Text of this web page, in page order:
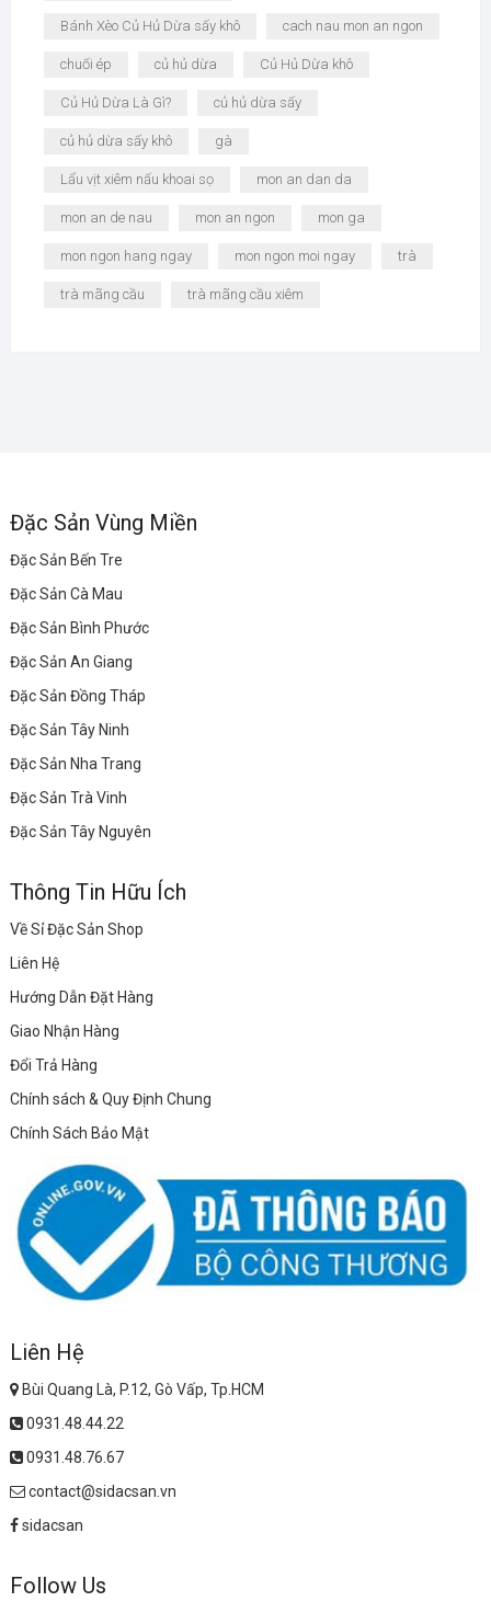
Bánh Xèo Củ Hủ Dừa sấy khô cach nau mon an ngon
chuối ép củ hủ dừa Củ Hủ Dừa khô
Củ Hủ Dừa Là Gì? củ hủ dừa sấy
củ hủ dừa sấy khô gà
Lẩu vịt xiêm nấu khoai sọ mon an dan da
mon an de nau mon an ngon mon ga
mon ngon hang ngay mon ngon moi ngay trà
trà mãng cầu trà mãng cầu xiêm
Đặc Sản Vùng Miền
Đặc Sản Bến Tre
Đặc Sản Cà Mau
Đặc Sản Bình Phước
Đặc Sản An Giang
Đặc Sản Đồng Tháp
Đặc Sản Tây Ninh
Đặc Sản Nha Trang
Đặc Sản Trà Vinh
Đặc Sản Tây Nguyên
Thông Tin Hữu Ích
Về Sỉ Đặc Sản Shop
Liên Hệ
Hướng Dẫn Đặt Hàng
Giao Nhận Hàng
Đổi Trả Hàng
Chính sách & Quy Định Chung
Chính Sách Bảo Mật
Liên Hệ
Bùi Quang Là, P.12, Gò Vấp, Tp.HCM
0931.48.44.22
0931.48.76.67
contact@sidacsan.vn
sidacsan
Follow Us